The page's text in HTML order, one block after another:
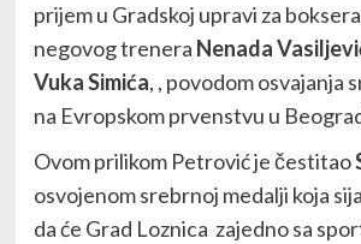
prijem u Gradskoj upravi za
negovog trenera Nenada
Vuka Simića, , povodom osvajanja
na Evropskom prvenstvu u
Ovom prilikom Petrović je čestitao
osvojenom srebrnoj medalji koja
da će Grad Loznica zajedno sa